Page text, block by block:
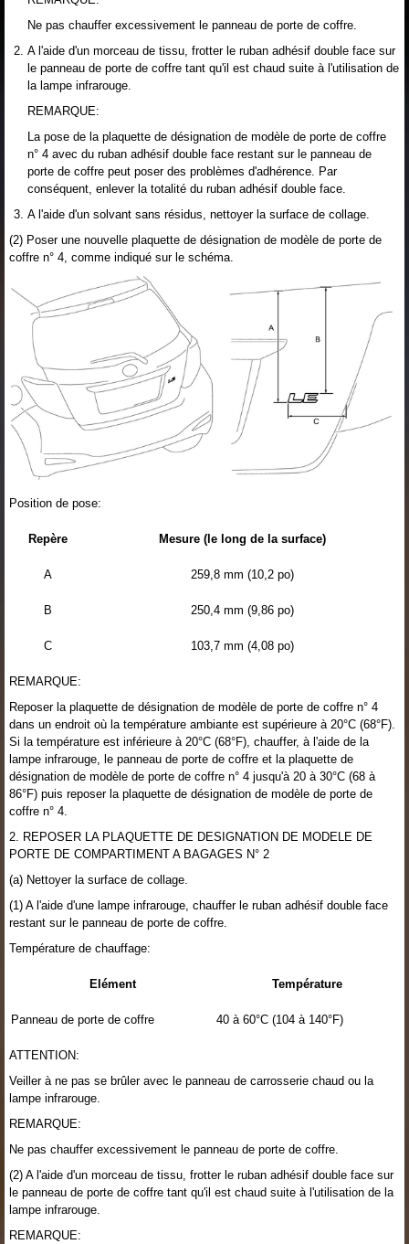
Ne pas chauffer excessivement le panneau de porte de coffre.
A l'aide d'un morceau de tissu, frotter le ruban adhésif double face sur
le panneau de porte de coffre tant qu'il est chaud suite à l'utilisation de
la lampe infrarouge.
REMARQUE:
La pose de la plaquette de désignation de modèle de porte de coffre
n° 4 avec du ruban adhésif double face restant sur le panneau de
porte de coffre peut poser des problèmes d'adhérence. Par
conséquent, enlever la totalité du ruban adhésif double face.
A l'aide d'un solvant sans résidus, nettoyer la surface de collage.
(2) Poser une nouvelle plaquette de désignation de modèle de porte de
coffre n° 4, comme indiqué sur le schéma.
Position de pose:
Repère Mesure (le long de la surface)
A 259,8 mm (10,2 po)
B 250,4 mm (9,86 po)
C 103,7 mm (4,08 po)
REMARQUE:
Reposer la plaquette de désignation de modèle de porte de coffre n° 4
dans un endroit où la température ambiante est supérieure à 20°C (68°F).
Si la température est inférieure à 20°C (68°F), chauffer, à l'aide de la
lampe infrarouge, le panneau de porte de coffre et la plaquette de
désignation de modèle de porte de coffre n° 4 jusqu'à 20 à 30°C (68 à
86°F) puis reposer la plaquette de désignation de modèle de porte de
coffre n° 4.
2. REPOSER LA PLAQUETTE DE DESIGNATION DE MODELE DE
PORTE DE COMPARTIMENT A BAGAGES N° 2
(a) Nettoyer la surface de collage.
(1) A l'aide d'une lampe infrarouge, chauffer le ruban adhésif double face
restant sur le panneau de porte de coffre.
Température de chauffage:
Elément Température
Panneau de porte de coffre 40 à 60°C (104 à 140°F)
ATTENTION:
Veiller à ne pas se brûler avec le panneau de carrosserie chaud ou la
lampe infrarouge.
REMARQUE:
Ne pas chauffer excessivement le panneau de porte de coffre.
(2) A l'aide d'un morceau de tissu, frotter le ruban adhésif double face sur
le panneau de porte de coffre tant qu'il est chaud suite à l'utilisation de la
lampe infrarouge.
REMARQUE: